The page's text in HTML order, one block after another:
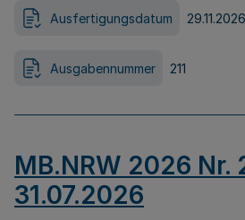
Ausfertigungsdatum 29.11.2026
Ausgabennummer 211
MB.NRW 2026 Nr.
31.07.2026